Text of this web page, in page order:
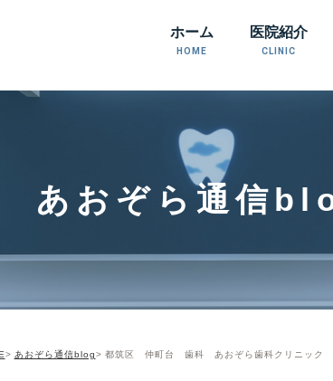
ホーム
HOME
医院紹介
CLINIC
あおぞら通信
あおぞら通信blog 都筑区 仲町台 歯科 あおぞら歯科クリニック